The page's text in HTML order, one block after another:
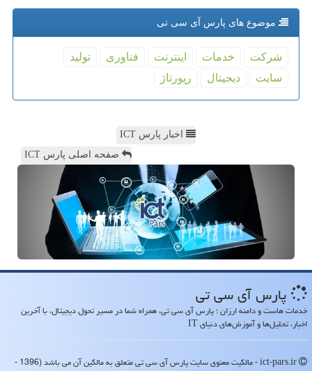
موضوع های پارس آی سی تی
شركت خدمات اینترنت فناوری
تولید
سایت
دیجیتال رپورتاژ
اخبار پارس ICT
صفحه اصلی پارس ICT
پارس آی سی تی
خدمات هاست و دامنه ارزان ؛ پارس آی سی تی، همراه شما در مسیر تحول دیجیتال، با آخرین
اخبار، تحلیل‌ها و آموزش‌های دنیای IT
ict-pars.ir - مالکیت معنوی سایت پارس آی سی تی متعلق به مالکین آن می باشد (1396 -